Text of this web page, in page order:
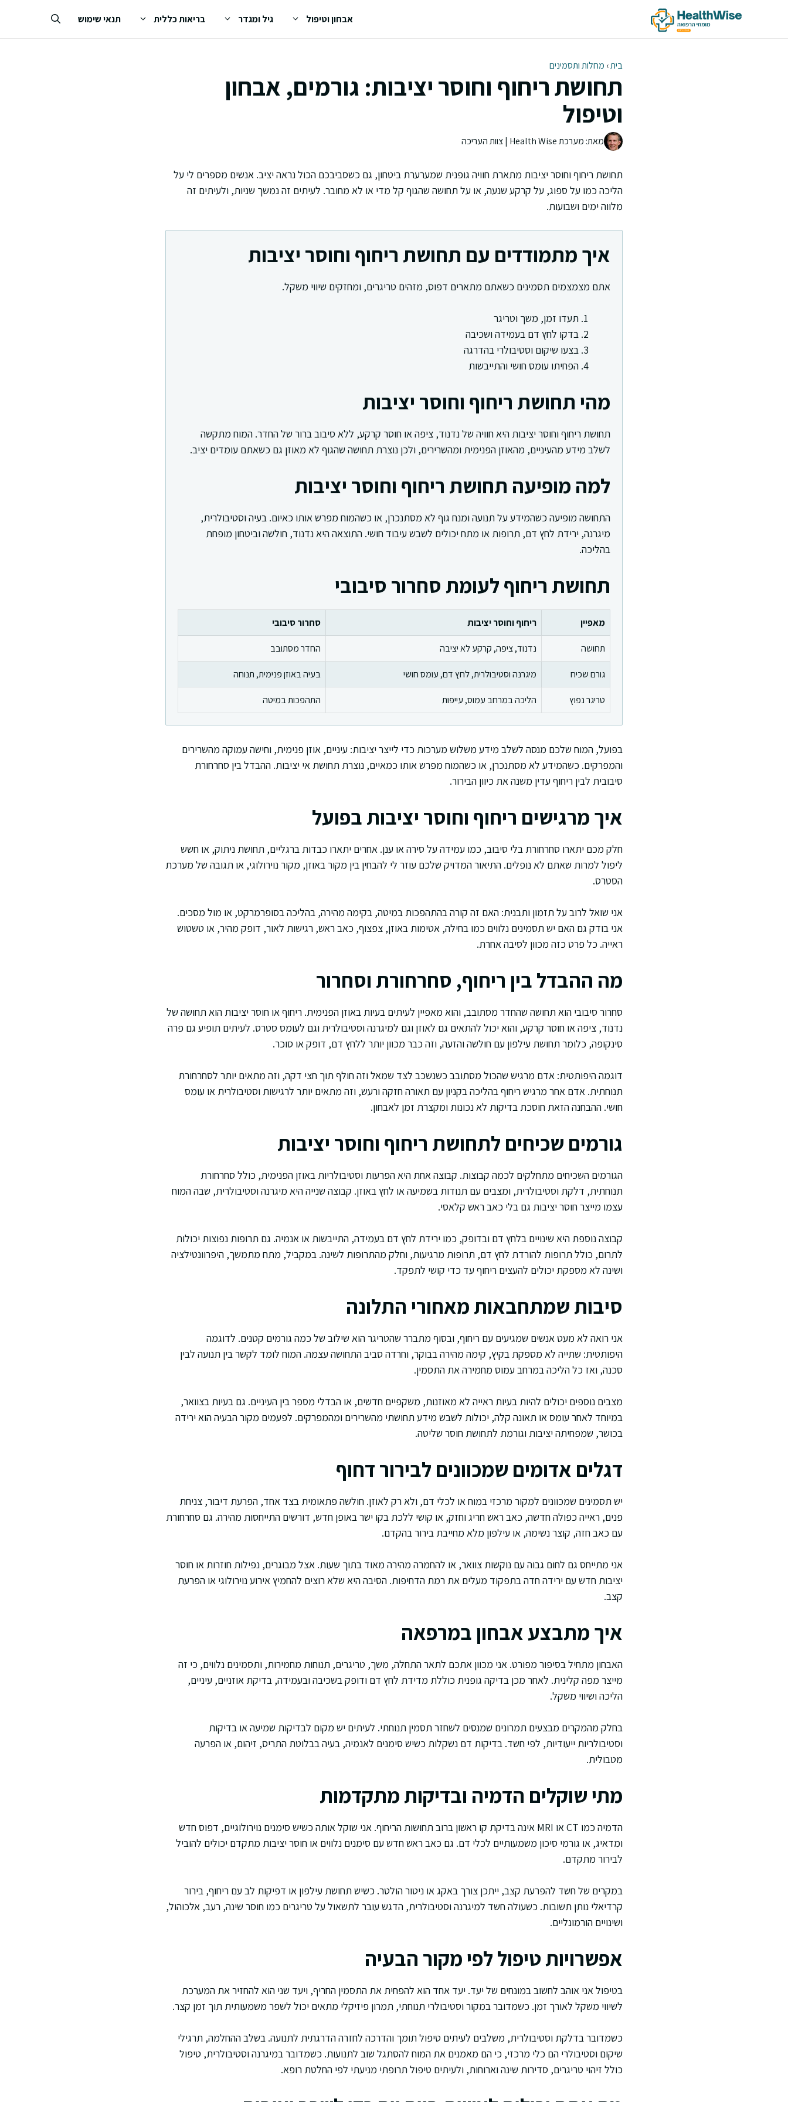
אבחון וטיפול גיל ומגדר בריאות כללית תנאי שימוש
בית› מחלות ותסמינים
תחושת ריחוף וחוסר יציבות: גורמים, אבחון
וטיפול
מאת: מערכת Health Wise | צוות העריכה
תחושת ריחוף וחוסר יציבות מתארת חוויה גופנית שמערערת ביטחון, גם כשסביבכם הכול נראה יציב. אנשים מספרים לי על
הליכה כמו על ספוג, על קרקע שנעה, או על תחושה שהגוף קל מדי או לא מחובר. לעיתים זה נמשך שניות, ולעיתים זה
מלווה ימים ושבועות.
איך מתמודדים עם תחושת ריחוף וחוסר יציבות
אתם מצמצמים תסמינים כשאתם מתארים דפוס, מזהים טריגרים, ומחזקים שיווי משקל.
תעדו זמן, משך וטריגר
בדקו לחץ דם בעמידה ושכיבה
בצעו שיקום וסטיבולרי בהדרגה
הפחיתו עומס חושי והתייבשות
מהי תחושת ריחוף וחוסר יציבות
תחושת ריחוף וחוסר יציבות היא חוויה של נדנוד, ציפה או חוסר קרקע, ללא סיבוב ברור של החדר. המוח מתקשה
לשלב מידע מהעיניים, מהאוזן הפנימית ומהשרירים, ולכן נוצרת תחושה שהגוף לא מאוזן גם כשאתם עומדים יציב.
למה מופיעה תחושת ריחוף וחוסר יציבות
התחושה מופיעה כשהמידע על תנועה ומנח גוף לא מסתנכרן, או כשהמוח מפרש אותו כאיום. בעיה וסטיבולרית,
מיגרנה, ירידת לחץ דם, תרופות או מתח יכולים לשבש עיבוד חושי. התוצאה היא נדנוד, חולשה וביטחון מופחת
בהליכה.
תחושת ריחוף לעומת סחרור סיבובי
מאפיין ריחוף וחוסר יציבות
סחרור סיבובי
תחושה
נדנוד, ציפה, קרקע לא יציבה
החדר מסתובב
גורם שכיח
מיגרנה וסטיבולרית, לחץ דם, עומס חושי
בעיה באוזן פנימית, תנוחה
טריגר נפוץ
הליכה במרחב עמוס, עייפות התהפכות במיטה
בפועל, המוח שלכם מנסה לשלב מידע משלוש מערכות כדי לייצר יציבות: עיניים, אוזן פנימית, וחישה עמוקה מהשרירים
והמפרקים. כשהמידע לא מסתנכרן, או כשהמוח מפרש אותו כמאיים, נוצרת תחושת אי יציבות. ההבדל בין סחרחורת
סיבובית לבין ריחוף עדין משנה את כיוון הבירור.
איך מרגישים ריחוף וחוסר יציבות בפועל
חלק מכם יתארו סחרחורת בלי סיבוב, כמו עמידה על סירה או ענן. אחרים יתארו כבדות ברגליים, תחושת ניתוק, או חשש
ליפול למרות שאתם לא נופלים. התיאור המדויק שלכם עוזר לי להבחין בין מקור באוזן, מקור נוירולוגי, או תגובה של מערכת
הסטרס.
אני שואל לרוב על תזמון ותבנית: האם זה קורה בהתהפכות במיטה, בקימה מהירה, בהליכה בסופרמרקט, או מול מסכים.
אני בודק גם האם יש תסמינים נלווים כמו בחילה, אטימות באוזן, צפצוף, כאב ראש, רגישות לאור, דופק מהיר, או טשטוש
ראייה. כל פרט כזה מכוון לסיבה אחרת.
מה ההבדל בין ריחוף, סחרחורת וסחרור
סחרור סיבובי הוא תחושה שהחדר מסתובב, והוא מאפיין לעיתים בעיות באוזן הפנימית. ריחוף או חוסר יציבות הוא תחושה של
נדנוד, ציפה או חוסר קרקע, והוא יכול להתאים גם לאוזן וגם למיגרנה וסטיבולרית וגם לעומס סטרס. לעיתים תופיע גם פרה
סינקופה, כלומר תחושת עילפון עם חולשה והזעה, וזה כבר מכוון יותר ללחץ דם, דופק או סוכר.
דוגמה היפותטית: אדם מרגיש שהכול מסתובב כשנשכב לצד שמאל וזה חולף תוך חצי דקה, וזה מתאים יותר לסחרחורת
תנוחתית. אדם אחר מרגיש ריחוף בהליכה בקניון עם תאורה חזקה ורעש, וזה מתאים יותר לרגישות וסטיבולרית או עומס
חושי. ההבחנה הזאת חוסכת בדיקות לא נכונות ומקצרת זמן לאבחון.
גורמים שכיחים לתחושת ריחוף וחוסר יציבות
הגורמים השכיחים מתחלקים לכמה קבוצות. קבוצה אחת היא הפרעות וסטיבולריות באוזן הפנימית, כולל סחרחורת
תנוחתית, דלקת וסטיבולרית, ומצבים עם תנודות בשמיעה או לחץ באוזן. קבוצה שנייה היא מיגרנה וסטיבולרית, שבה המוח
עצמו מייצר חוסר יציבות גם בלי כאב ראש קלאסי.
קבוצה נוספת היא שינויים בלחץ דם ובדופק, כמו ירידת לחץ דם בעמידה, התייבשות או אנמיה. גם תרופות נפוצות יכולות
לתרום, כולל תרופות להורדת לחץ דם, תרופות מרגיעות, וחלק מהתרופות לשינה. במקביל, מתח מתמשך, היפרוונטילציה
ושינה לא מספקת יכולים להעצים ריחוף עד כדי קושי לתפקד.
סיבות שמתחבאות מאחורי התלונה
אני רואה לא מעט אנשים שמגיעים עם ריחוף, ובסוף מתברר שהטריגר הוא שילוב של כמה גורמים קטנים. לדוגמה
היפותטית: שתייה לא מספקת בקיץ, קימה מהירה בבוקר, וחרדה סביב התחושה עצמה. המוח לומד לקשר בין תנועה לבין
סכנה, ואז כל הליכה במרחב עמוס מחמירה את התסמין.
מצבים נוספים יכולים להיות בעיות ראייה לא מאוזנות, משקפיים חדשים, או הבדלי מספר בין העיניים. גם בעיות בצוואר,
במיוחד לאחר עומס או תאונה קלה, יכולות לשבש מידע תחושתי מהשרירים ומהמפרקים. לפעמים מקור הבעיה הוא ירידה
בכושר, שמפחיתה יציבות וגורמת לתחושת חוסר שליטה.
דגלים אדומים שמכוונים לבירור דחוף
יש תסמינים שמכוונים למקור מרכזי במוח או לכלי דם, ולא רק לאוזן. חולשה פתאומית בצד אחד, הפרעת דיבור, צניחת
פנים, ראייה כפולה חדשה, כאב ראש חריג וחזק, או קושי ללכת בקו ישר באופן חדש, דורשים התייחסות מהירה. גם סחרחורת
עם כאב חזה, קוצר נשימה, או עילפון מלא מחייבת בירור בהקדם.
אני מתייחס גם לחום גבוה עם נוקשות צוואר, או להחמרה מהירה מאוד בתוך שעות. אצל מבוגרים, נפילות חוזרות או חוסר
יציבות חדש עם ירידה חדה בתפקוד מעלים את רמת הדחיפות. הסיבה היא שלא רוצים להחמיץ אירוע נוירולוגי או הפרעת
קצב.
איך מתבצע אבחון במרפאה
האבחון מתחיל בסיפור מפורט. אני מכוון אתכם לתאר התחלה, משך, טריגרים, תנוחות מחמירות, ותסמינים נלווים, כי זה
מייצר מפה קלינית. לאחר מכן בדיקה גופנית כוללת מדידת לחץ דם ודופק בשכיבה ובעמידה, בדיקת אוזניים, עיניים,
הליכה ושיווי משקל.
בחלק מהמקרים מבצעים תמרונים שמנסים לשחזר תסמין תנוחתי. לעיתים יש מקום לבדיקות שמיעה או בדיקות
וסטיבולריות ייעודיות, לפי חשד. בדיקות דם נשקלות כשיש סימנים לאנמיה, בעיה בבלוטת התריס, זיהום, או הפרעה
מטבולית.
מתי שוקלים הדמיה ובדיקות מתקדמות
הדמיה כמו CT או MRI אינה בדיקת קו ראשון ברוב תחושות הריחוף. אני שוקל אותה כשיש סימנים נוירולוגיים, דפוס חדש
ומדאיג, או גורמי סיכון משמעותיים לכלי דם. גם כאב ראש חדש עם סימנים נלווים או חוסר יציבות מתקדם יכולים להוביל
לבירור מתקדם.
במקרים של חשד להפרעת קצב, ייתכן צורך באקג או ניטור הולטר. כשיש תחושת עילפון או דפיקות לב עם ריחוף, בירור
קרדיאלי נותן תשובות. כשעולה חשד למיגרנה וסטיבולרית, הדגש עובר לתשאול על טריגרים כמו חוסר שינה, רעב, אלכוהול,
ושינויים הורמונליים.
אפשרויות טיפול לפי מקור הבעיה
בטיפול אני אוהב לחשוב במונחים של יעד. יעד אחד הוא להפחית את התסמין החריף, ויעד שני הוא להחזיר את המערכת
לשיווי משקל לאורך זמן. כשמדובר במקור וסטיבולרי תנוחתי, תמרון פיזיקלי מתאים יכול לשפר משמעותית תוך זמן קצר.
כשמדובר בדלקת וסטיבולרית, משלבים לעיתים טיפול תומך והדרכה לחזרה הדרגתית לתנועה. בשלב ההחלמה, תרגילי
שיקום וסטיבולרי הם כלי מרכזי, כי הם מאמנים את המוח להסתגל שוב לתנועות. כשמדובר במיגרנה וסטיבולרית, טיפול
כולל זיהוי טריגרים, סדירות שינה וארוחות, ולעיתים טיפול תרופתי מניעתי לפי החלטת רופא.